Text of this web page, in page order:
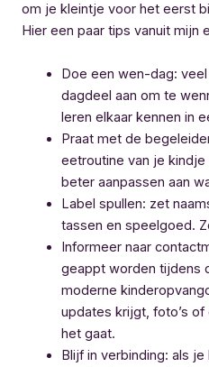
om je kleintje voor het eerst
Hier een paar tips vanuit mijn
Doe een wen-dag:
dagdeel aan om te
leren elkaar kennen in
Praat met de
eetroutine van je
beter aanpassen aan
Label spullen: zet
tassen en speelgoed.
Informeer naar
geappt worden tijdens
moderne
updates krijgt, foto’s
het gaat.
Blijf in verbinding: als